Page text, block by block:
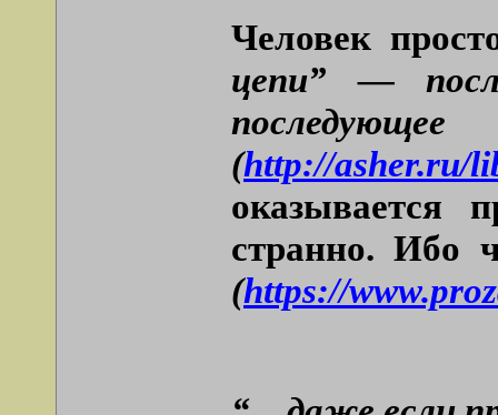
Человек
цепи” —
(http://asher.ru/
оказывается
странно. Ибо
(https://